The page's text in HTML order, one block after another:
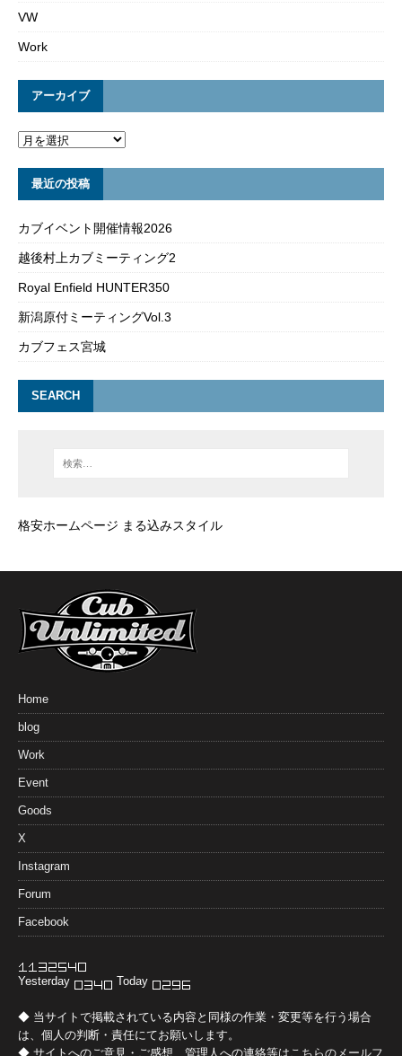
VW
Work
アーカイブ
最近の投稿
カブイベント開催情報2026
越後村上カブミーティング2
Royal Enfield HUNTER350
新潟原付ミーティングVol.3
カブフェス宮城
SEARCH
格安ホームページ まる込みスタイル
Home
blog
Work
Event
Goods
X
Instagram
Forum
Facebook
Yesterday Today
◆ 当サイトで掲載されている内容と同様の作業・変更等を行う場合
は、個人の判断・責任にてお願いします。
◆ サイトへのご意見・ご感想、管理人への連絡等は こちらのメールフ